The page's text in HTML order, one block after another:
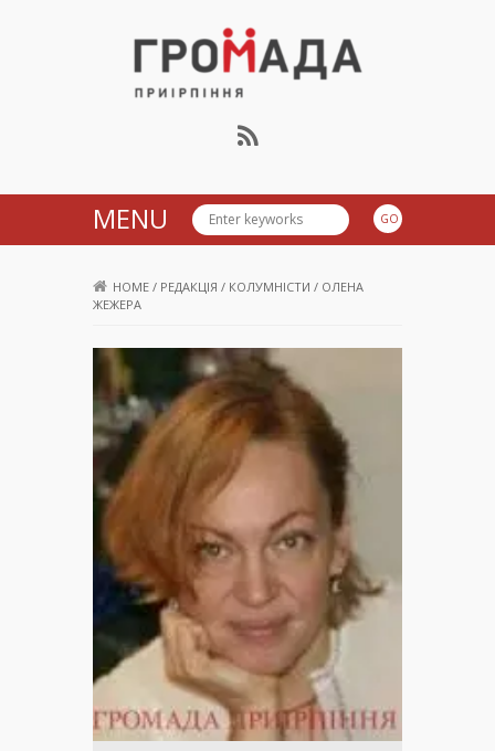
Громада Приірпіння
MENU
HOME / РЕДАКЦІЯ / КОЛУМНІСТИ / ОЛЕНА
ЖЕЖЕРА